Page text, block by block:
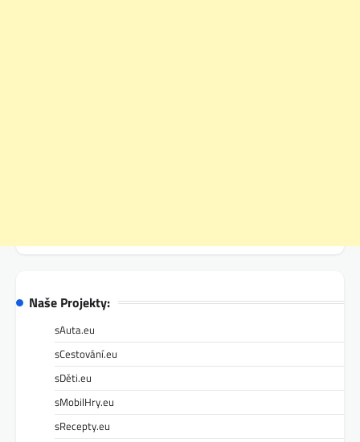
Naše Projekty:
sAuta.eu
sCestování.eu
sDěti.eu
sMobilHry.eu
sRecepty.eu